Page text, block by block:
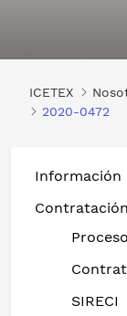
ICETEX
2020-0472
Contratación
SIRECI